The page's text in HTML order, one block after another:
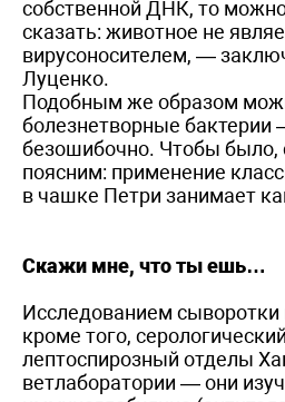
собственной ДНК, то
сказать: животное не
вирусоносителем, —
Луценко.
Подобным же образом
болезнетворные бактерии
безошибочно. Чтобы было,
поясним: применение
в чашке Петри занимает
Скажи мне, что ты ешь…
Исследованием
кроме того,
лептоспирозный отделы
ветлаборатории — они